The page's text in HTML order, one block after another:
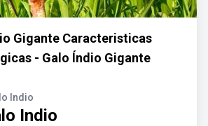
Gigante Caracteristicas
- Galo Índio Gigante
Indio
Indio